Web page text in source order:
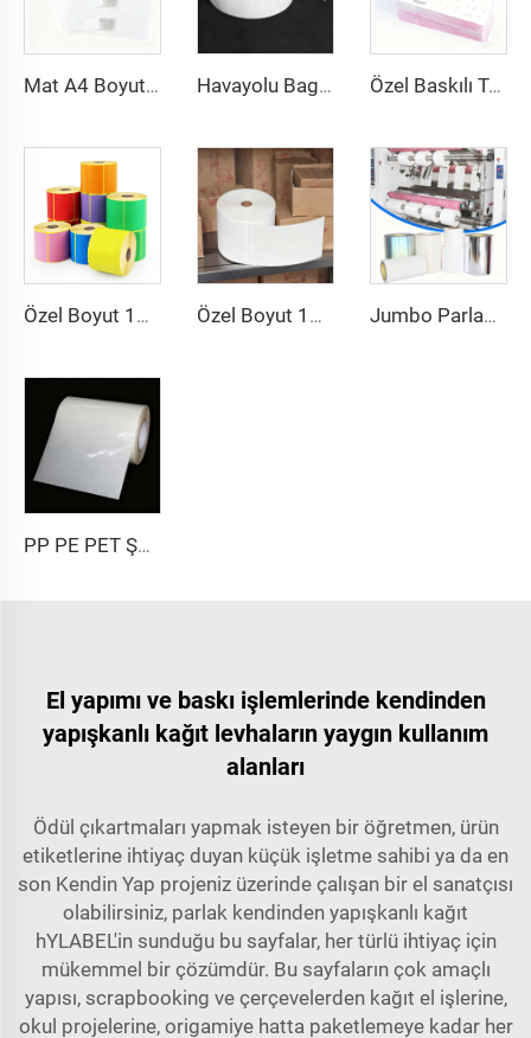
Mat A4 Boyutlu Yağsız Vellum Etiket Barkod Sticker Etiket 8.5x11inç A4 Etiket Sayfası Lazer Yazıcı ve Mürekkep Püskürtmeli Yazıcı İçin Havayolu Bagaj Etiketi Sticker Etiketler Termal Sentetik Kağıt Doğrudan Termal BOPP Film Bagaj Etiketi Bagaj Etiketleri İçin Özel Baskılı Termal Karton Hava Uçuş Bileti Havayolu Bileti Bindirme Girişi Kağıt Uçuş Biletleri
Özel Boyut 102x150 102x152 Baskılı Etiket Termal Transfer Kargo Sticker Yapışkanlı Etiket 4x6 İnç Sevkiyat Termal Renkli Etiket Özel Boyut 102x152 Termal Transfer Etiket Yarı Parlak Kağıt Transfer Yapışkanlı Kargo Etiketi 4x6 Sevkiyat Termal Etiket Sticker Jumbo Parlak PP PET PE Etiket Malzemesi Jumbo Film Kendinden Yapışkanlı Kağıt Polietilen Çıkartma Stok Sentetik Etiket Jumbo Rulo
PP PE PET Şeffaf Transparan Kendinden Yapışkanlı Sentetik Film Malzeme Etiket Kağıdı Jumbo Rulo
El yapımı ve baskı işlemlerinde kendinden
yapışkanlı kağıt levhaların yaygın kullanım
alanları
Ödül çıkartmaları yapmak isteyen bir öğretmen, ürün
etiketlerine ihtiyaç duyan küçük işletme sahibi ya da en
son Kendin Yap projeniz üzerinde çalışan bir el sanatçısı
olabilirsiniz, parlak kendinden yapışkanlı kağıt
hYLABEL'in sunduğu bu sayfalar, her türlü ihtiyaç için
mükemmel bir çözümdür. Bu sayfaların çok amaçlı
yapısı, scrapbooking ve çerçevelerden kağıt el işlerine,
okul projelerine, origamiye hatta paketlemeye kadar her